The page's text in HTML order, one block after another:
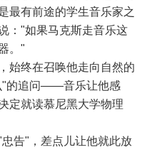
最有前途的学生音乐家之
："如果马克斯走音乐这
。"
始终在召唤他走向自然的
"的追问——音乐让他感
定就读慕尼黑大学物理
告"，差点儿让他就此放